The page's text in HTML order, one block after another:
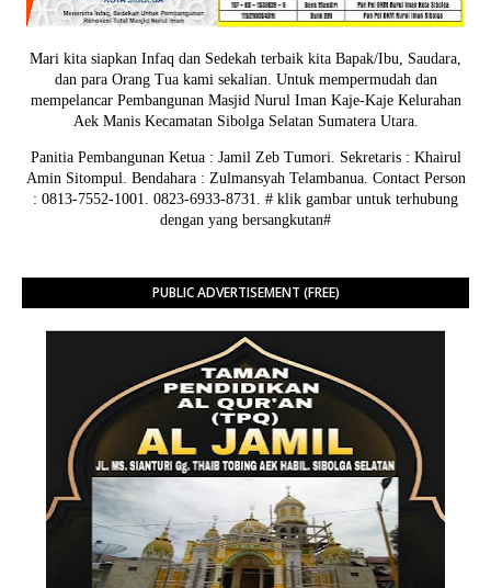
Mari kita siapkan Infaq dan Sedekah terbaik kita Bapak/Ibu, Saudara,
dan para Orang Tua kami sekalian. Untuk mempermudah dan
mempelancar Pembangunan Masjid Nurul Iman Kaje-Kaje Kelurahan
Aek Manis Kecamatan Sibolga Selatan Sumatera Utara.
Panitia Pembangunan Ketua : Jamil Zeb Tumori. Sekretaris : Khairul
Amin Sitompul. Bendahara : Zulmansyah Telambanua. Contact Person
: 0813-7552-1001. 0823-6933-8731. # klik gambar untuk terhubung
dengan yang bersangkutan#
PUBLIC ADVERTISEMENT (FREE)